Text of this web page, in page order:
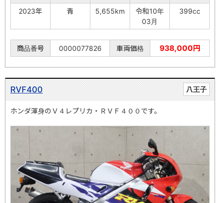
2023年
青 5,655km
令和10年
03月
399cc
商品番号 0000077826 車両価格 938,000円
八王子
RVF400
ホンダ渾身のＶ４レプリカ・ＲＶＦ４００です。